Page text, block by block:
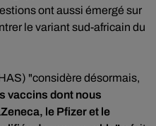
ont aussi émergé sur
le variant sud-africain du
"considère désormais,
vaccins dont nous
le Pfizer et le